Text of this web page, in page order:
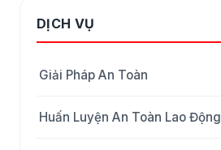
DỊCH VỤ
Giải Pháp An Toàn
Huấn Luyện An Toàn Lao Động